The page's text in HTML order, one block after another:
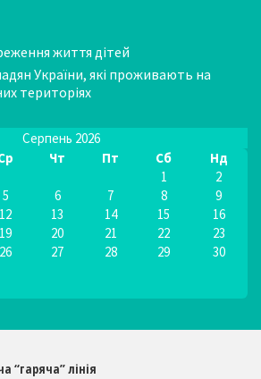
життя дітей
України, які проживають на
територіях
Серпень 2026
Чт Пт Сб Нд
1
2
5 6 7 8
9
12 13 14 15
16
19 20 21 22
23
26 27 28 29
30
“гаряча” лінія